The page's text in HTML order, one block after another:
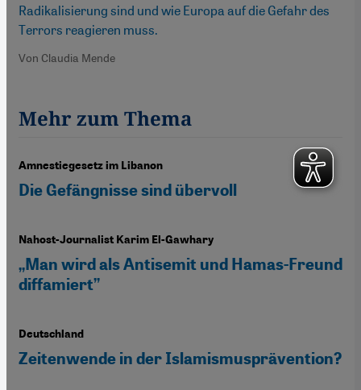
Radikalisierung sind und wie Europa auf die Gefahr des
Terrors reagieren muss.
Von Claudia Mende
Mehr zum Thema
Amnestiegesetz im Libanon
Die Gefängnisse sind übervoll
Nahost-Journalist Karim El-Gawhary
„Man wird als Antisemit und Hamas-Freund
diffamiert”
Deutschland
Zeitenwende in der Islamismusprävention?